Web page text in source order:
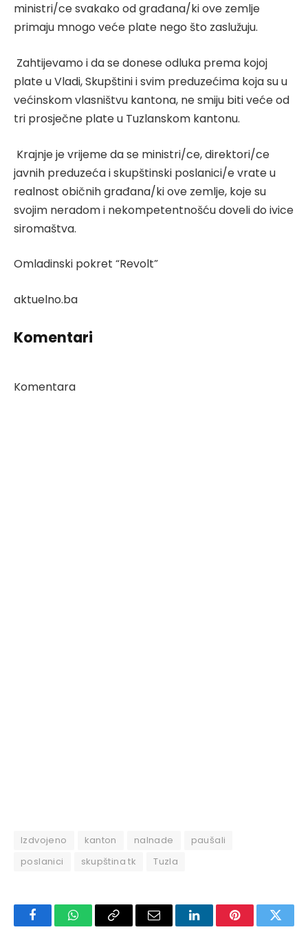
ministri/ce svakako od građana/ki ove zemlje
primaju mnogo veće plate nego što zaslužuju.
Zahtijevamo i da se donese odluka prema kojoj
plate u Vladi, Skupštini i svim preduzećima koja su u
većinskom vlasništvu kantona, ne smiju biti veće od
tri prosječne plate u Tuzlanskom kantonu.
Krajnje je vrijeme da se ministri/ce, direktori/ce
javnih preduzeća i skupštinski poslanici/e vrate u
realnost običnih građana/ki ove zemlje, koje su
svojim neradom i nekompetentnošću doveli do ivice
siromaštva.
Omladinski pokret “Revolt”
aktuelno.ba
Komentari
Komentara
Izdvojeno kanton nalnade
paušali
poslanici
skupština tk Tuzla
FacebookWhatsAppCopy
Email LinkedInPinterest